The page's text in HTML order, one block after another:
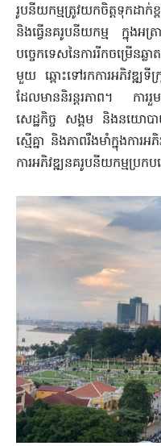
រូបនីយកម្ម​ត្រូវយក​ចិត្ត​ទុកដា
និងធ្វើនគរូបនីយកម្ម ​ក្នុង​អ
បច្ចេកទេសនៃការរីកចម្រើនឆ្លា
មួយ ឆ្ពោះទៅរកការអភិវឌ្ឍទី
ដែលមាននិរន្តរភាព។ ការរួម​
សេដ្ឋកិច្ច សង្គម និងនយោបា​យ
ស្មើគ្នា និងភាពរឹងមាំក្នុងកា
ការអភិវឌ្ឍនគរូបនីយកម្មប្រ